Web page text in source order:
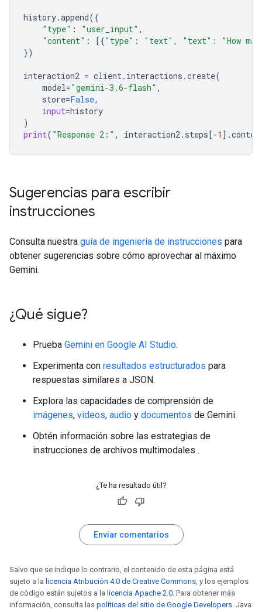
history.append({
"type" : "user_input" ,
"content" : [{"type" : "text" , "text" :
"How
})
interaction2 = client. interactions .create(
model="gemini-3.6-flash" ,
store=False,
input=history
)
print( "Response 2:" , interaction2. steps[-1 ] .
Sugerencias para escribir
instrucciones
Consulta nuestra guía de ingeniería de instrucciones para
obtener sugerencias sobre cómo aprovechar al máximo
Gemini.
¿Qué sigue?
Prueba Gemini en Google AI Studio.
Experimenta con resultados estructurados para
respuestas similares a JSON.
Explora las capacidades de comprensión de
imágenes, videos, audio y documentos de Gemini.
Obtén información sobre las estrategias de
instrucciones de archivos multimodales .
¿Te ha resultado útil?
Enviar comentarios
Salvo que se indique lo contrario, el contenido de esta página está
sujeto a la licencia Atribución 4.0 de Creative Commons, y los ejemplos
de código están sujetos a la licencia Apache 2.0. Para obtener más
información, consulta las políticas del sitio de Google Developers. Java